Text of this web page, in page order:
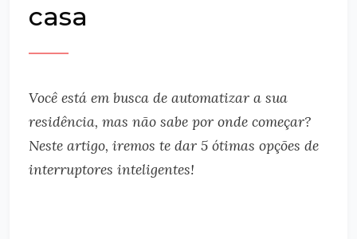
casa
Você está em busca de automatizar a sua
residência, mas não sabe por onde começar?
Neste artigo, iremos te dar 5 ótimas opções de
interruptores inteligentes!